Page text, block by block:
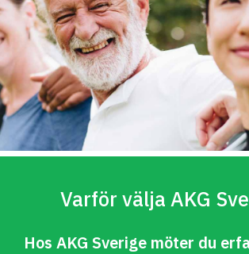
Varför välja AKG
Hos AKG Sverige möter du